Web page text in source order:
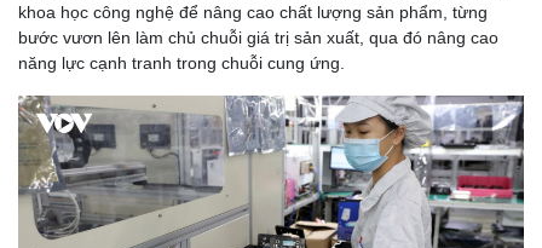
Sức khỏe
Đời sống
khoa học công nghệ để nâng cao chất lượng sản phẩm, từng
bước vươn lên làm chủ chuỗi giá trị sản xuất, qua đó nâng cao
năng lực cạnh tranh trong chuỗi cung ứng.